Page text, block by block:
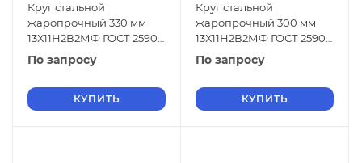
Круг стальной
жаропрочный 330 мм
13Х11Н2В2МФ ГОСТ 2590-
2006
По запросу
КУПИТЬ
Круг стальной
жаропрочный 300 мм
13Х11Н2В2МФ ГОСТ 2590-
2006
По запросу
КУПИТЬ